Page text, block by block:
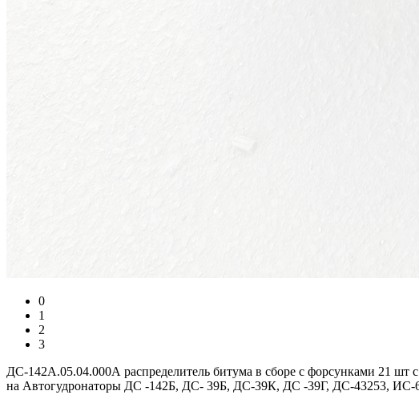
0
1
2
3
ДС-142А.05.04.000А распределитель битума в сборе с форсунками 21
на Автогудронаторы ДС -142Б, ДС- 39Б, ДС-39К, ДС -39Г, ДС-43253, ИС-